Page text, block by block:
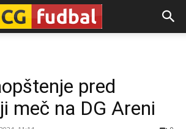
pred
meč na DG Areni